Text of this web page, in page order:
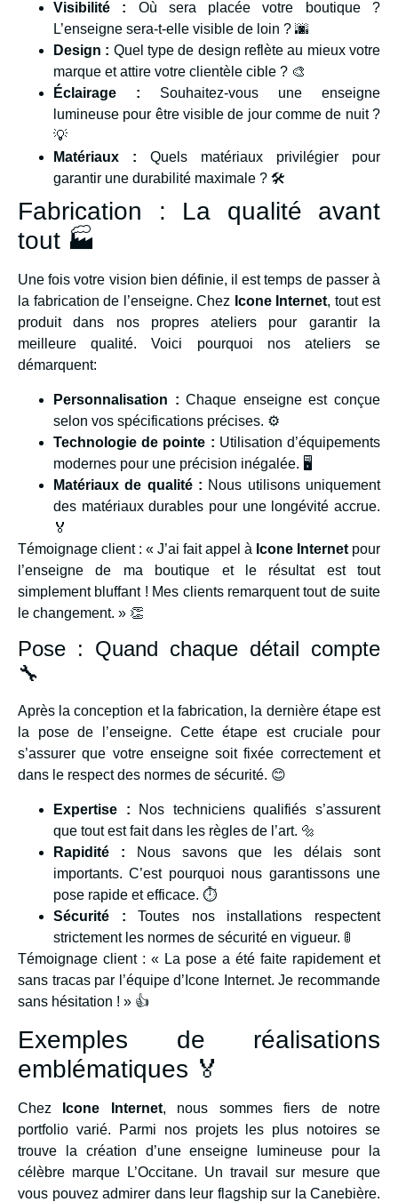
Visibilité : Où sera placée votre boutique ?
L’enseigne sera-t-elle visible de loin ? 🌆
Design : Quel type de design reflète au mieux votre
marque et attire votre clientèle cible ? 🎨
Éclairage : Souhaitez-vous une enseigne
lumineuse pour être visible de jour comme de nuit ?
💡
Matériaux : Quels matériaux privilégier pour
garantir une durabilité maximale ? 🛠️
Fabrication : La qualité avant
tout 🏭
Une fois votre vision bien définie, il est temps de passer à
la fabrication de l’enseigne. Chez Icone Internet, tout est
produit dans nos propres ateliers pour garantir la
meilleure qualité. Voici pourquoi nos ateliers se
démarquent:
Personnalisation : Chaque enseigne est conçue
selon vos spécifications précises. ⚙️
Technologie de pointe : Utilisation d’équipements
modernes pour une précision inégalée. 🖥️
Matériaux de qualité : Nous utilisons uniquement
des matériaux durables pour une longévité accrue.
🏅
Témoignage client : « J’ai fait appel à Icone Internet pour
l’enseigne de ma boutique et le résultat est tout
simplement bluffant ! Mes clients remarquent tout de suite
le changement. » 👏
Pose : Quand chaque détail compte
🔧
Après la conception et la fabrication, la dernière étape est
la pose de l’enseigne. Cette étape est cruciale pour
s’assurer que votre enseigne soit fixée correctement et
dans le respect des normes de sécurité. 😊
Expertise : Nos techniciens qualifiés s’assurent
que tout est fait dans les règles de l’art. 🔩
Rapidité : Nous savons que les délais sont
importants. C’est pourquoi nous garantissons une
pose rapide et efficace. ⏱️
Sécurité : Toutes nos installations respectent
strictement les normes de sécurité en vigueur. 🚦
Témoignage client : « La pose a été faite rapidement et
sans tracas par l’équipe d’Icone Internet. Je recommande
sans hésitation ! » 👍
Exemples de réalisations
emblématiques 🏅
Chez Icone Internet, nous sommes fiers de notre
portfolio varié. Parmi nos projets les plus notoires se
trouve la création d’une enseigne lumineuse pour la
célèbre marque L’Occitane. Un travail sur mesure que
vous pouvez admirer dans leur flagship sur la Canebière.